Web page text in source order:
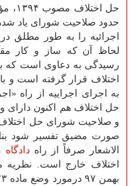
حل
حدود صلاحیت شورای یاد شده
اجرائیه را به طور مطلق
لحاظ آن كه ساز و كار
رسیدگی به دعاوی است كه
اختلاف قرار گرفته است و
به اجرای اجراییه از راه
حل اختلاف هم اكنون دارای
و صلاحیت شورای حل
صورت مضیق تفسیر شود
الاشعار صرفاً از راه دادگاه
بهمن ۹۷ درمورد وضع ماده ۲۳